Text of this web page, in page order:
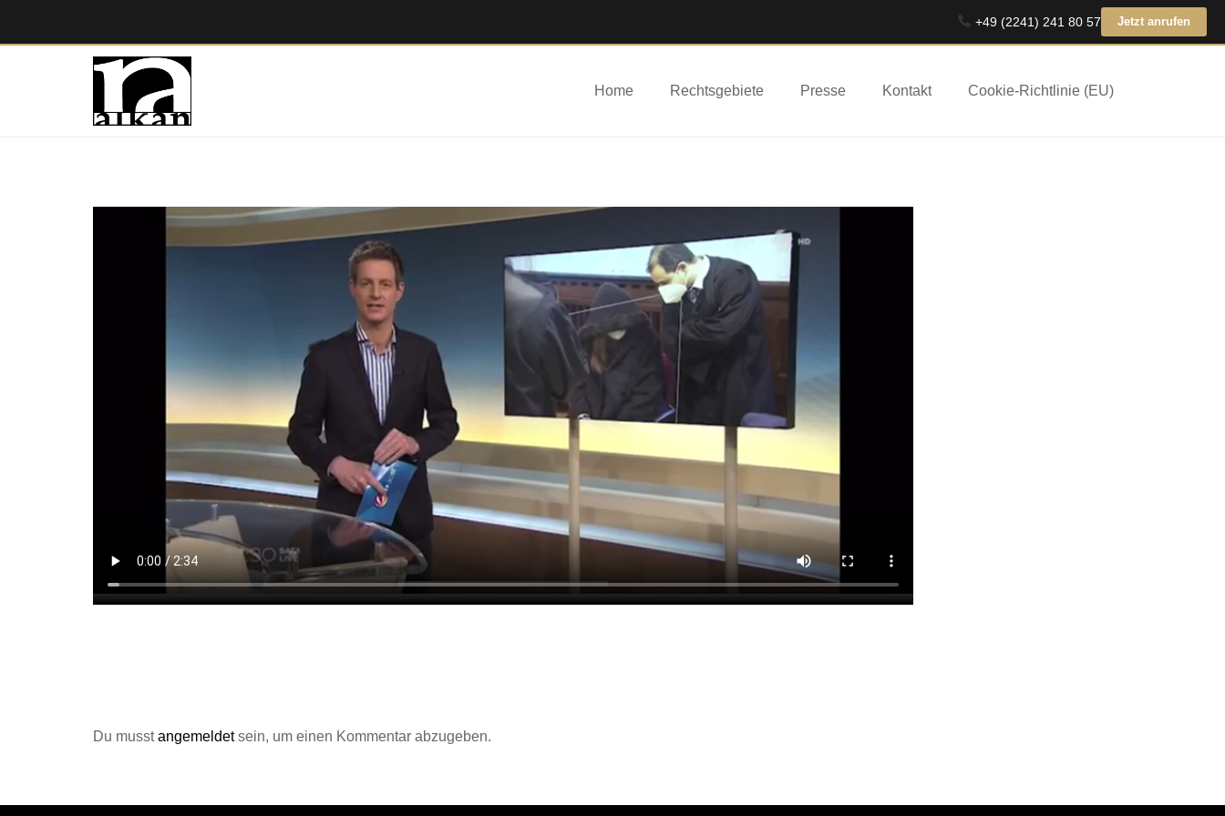
+49 (2241) 241 80 57 Jetzt anrufen
Home Rechtsgebiete Presse Kontakt Cookie-Richtlinie (EU)
Du musstangemeldetsein, um einen Kommentar abzugeben.